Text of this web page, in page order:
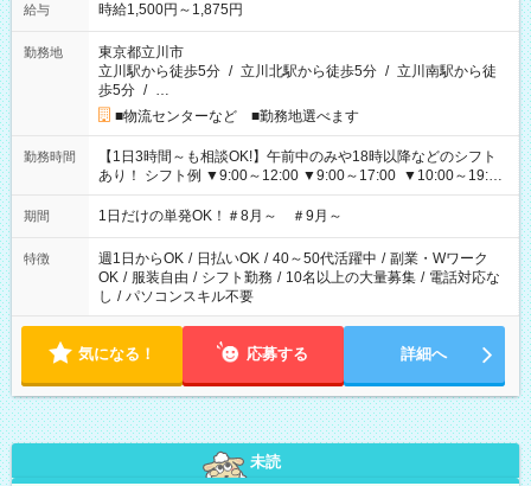
給与 時給1,500円～1,875円
勤務地
東京都立川市
立川駅から徒歩5分 / 立川北駅から徒歩5分 / 立川南駅から徒
歩5分 / …
■物流センターなど ■勤務地選べます
勤務時間
【1日3時間～も相談OK!】午前中のみや18時以降などのシフト
あり！ シフト例 ▼9:00～12:00 ▼9:00～17:00 ▼10:00～19:00
▼18:00～21:00
期間 1日だけの単発OK！＃8月～ ＃9月～
特徴 週1日からOK / 日払いOK / 40～50代活躍中 / 副業・Wワーク
OK / 服装自由 / シフト勤務 / 10名以上の大量募集 / 電話対応な
し / パソコンスキル不要
気になる！ 応募する 詳細へ
未読